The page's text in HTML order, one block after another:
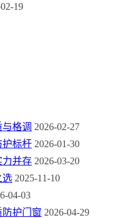
19
格调 2026-02-27
护标杆 2026-01-30
力并存 2026-03-20
选 2025-11-10
04-03
护门窗 2026-04-29